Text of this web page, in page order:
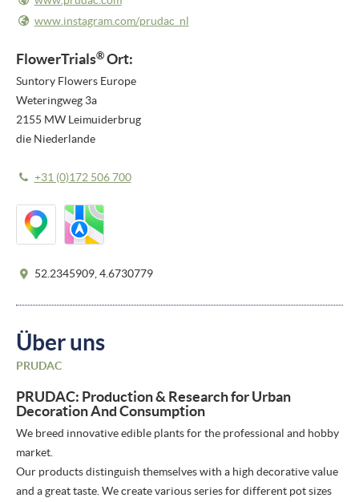
www.instagram.com/prudac_nl
FlowerTrials® Ort:
Suntory Flowers Europe
Weteringweg 3a
2155 MW Leimuiderbrug
die Niederlande
+31 (0)172 506 700
52.2345909, 4.6730779
Über uns
PRUDAC
PRUDAC: Production & Research for Urban
Decoration And Consumption
We breed innovative edible plants for the professional and hobby
market.
Our products distinguish themselves with a high decorative value
and a great taste. We create various series for different pot sizes